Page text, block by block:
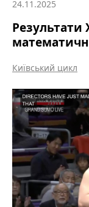
24.11.2025
Результати
Київський цикл